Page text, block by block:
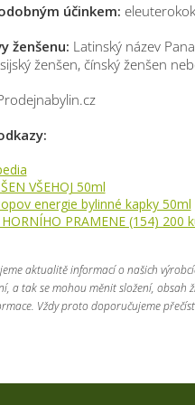
účinkem:
ženšenu: Latinský název
ženšen, čínský ženšen
VŠEHOJ 50ml
energie bylinné kapky 50ml
PRAMENE (154) 200
aktualitě informací o našich
a tak se mohou měnit složení, obsah
Vždy proto doporučujeme